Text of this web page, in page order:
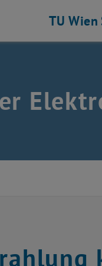
TU Wien